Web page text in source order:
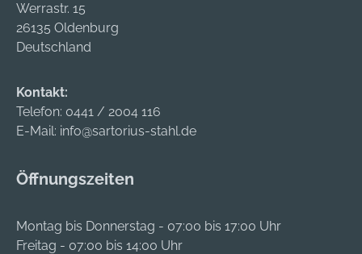
Werrastr. 15
26135 Oldenburg
Deutschland
Kontakt:
Telefon: 0441 / 2004 116
E-Mail: info@sartorius-stahl.de
Öffnungszeiten
Montag bis Donnerstag - 07:00 bis 17:00 Uhr
Freitag - 07:00 bis 14:00 Uhr